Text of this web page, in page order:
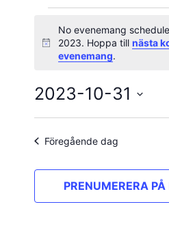
Evenemang
för
31
oktober
2023
Notis
No evenemang
2023. Hoppa till nästa
evenemang.
2023-10-31
Välj
Föregående dag
PRENUMERERA